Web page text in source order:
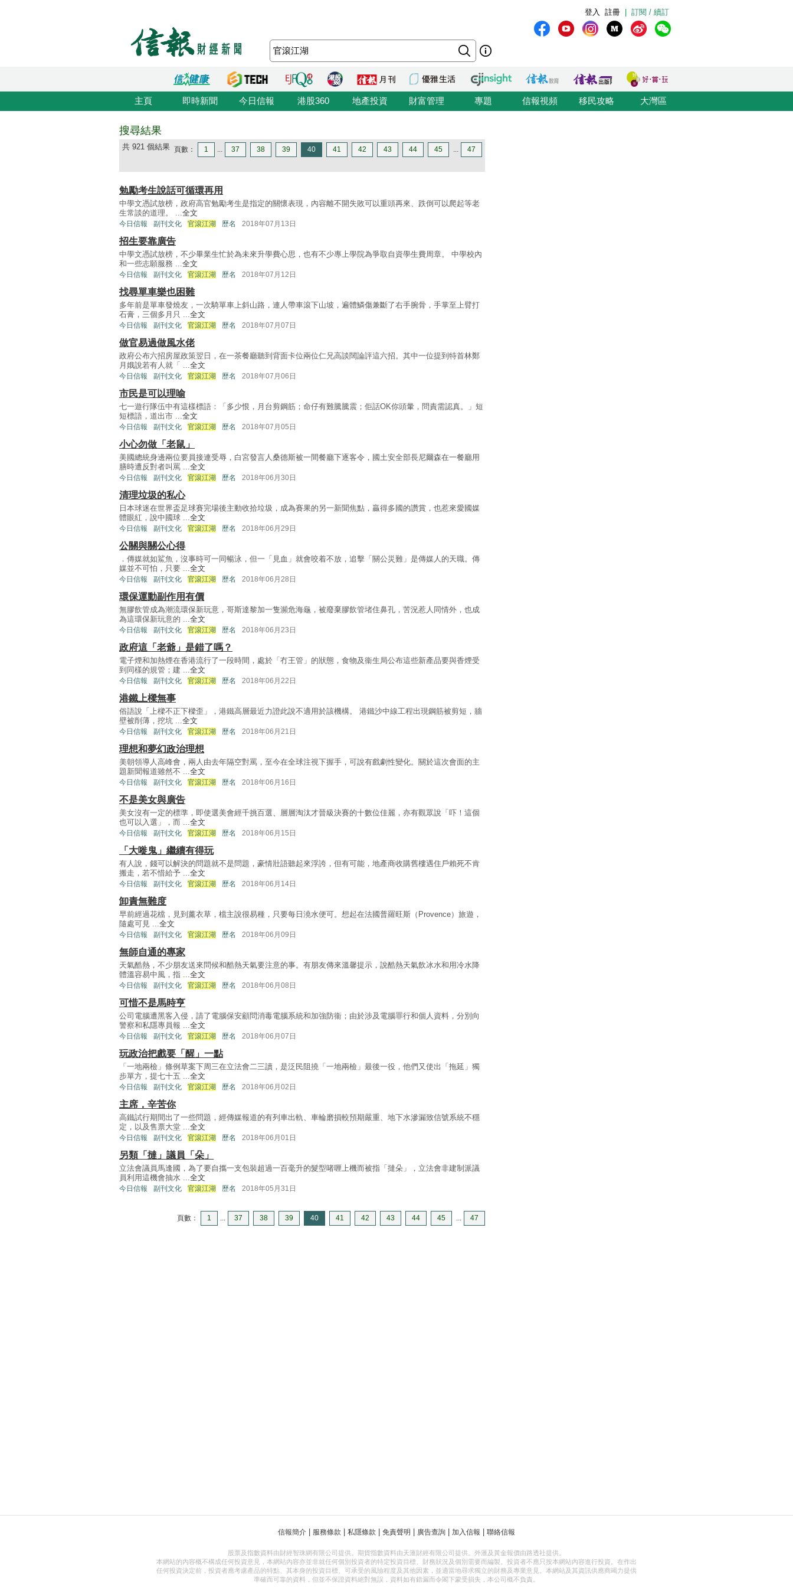
訂閱 / 續訂
註冊
登入
主頁 即時新聞 今日信報 港股360 地產投資 財富管理 專題 信報視頻 移民攻略 大灣區
搜尋結果
共 921 個結果 頁數： 1 ... 37 38 39 40 41 42 43 44 45 ... 47
勉勵考生說話可循環再用
中學文憑試放榜，政府高官勉勵考生是指定的關懷表現，內容離不開失敗可以重頭再來、跌倒可以爬起等老
生常談的道理。 ...全文
今日信報 副刊文化 官滾江湖 歷名 2018年07月13日
招生要靠廣告
中學文憑試放榜，不少畢業生忙於為未來升學費心思，也有不少專上學院為爭取自資學生費周章。 中學校內
和一些志願服務 ...全文
今日信報 副刊文化 官滾江湖 歷名 2018年07月12日
找尋單車樂也困難
多年前是單車發燒友，一次騎單車上斜山路，連人帶車滾下山坡，遍體鱗傷兼斷了右手腕骨，手掌至上臂打
石膏，三個多月只 ...全文
今日信報 副刊文化 官滾江湖 歷名 2018年07月07日
做官易過做風水佬
政府公布六招房屋政策翌日，在一茶餐廳聽到背面卡位兩位仁兄高談闊論評這六招。其中一位提到特首林鄭
月娥說若有人就「 ...全文
今日信報 副刊文化 官滾江湖 歷名 2018年07月06日
市民是可以理喻
七一遊行隊伍中有這樣標語：「多少恨，月台剪鋼筋；命仔有難騰騰震；佢話OK你頭暈，問責需認真。」短
短標語，道出市 ...全文
今日信報 副刊文化 官滾江湖 歷名 2018年07月05日
小心勿做「老鼠」
美國總統身邊兩位要員接連受辱，白宮發言人桑德斯被一間餐廳下逐客令，國土安全部長尼爾森在一餐廳用
膳時遭反對者叫罵 ...全文
今日信報 副刊文化 官滾江湖 歷名 2018年06月30日
清理垃圾的私心
日本球迷在世界盃足球賽完場後主動收拾垃圾，成為賽果的另一新聞焦點，贏得多國的讚賞，也惹來愛國媒
體眼紅，說中國球 ...全文
今日信報 副刊文化 官滾江湖 歷名 2018年06月29日
公關與關公心得
．傳媒就如鯊魚，沒事時可一同暢泳，但一「見血」就會咬着不放，追擊「關公災難」是傳媒人的天職。傳
媒並不可怕，只要 ...全文
今日信報 副刊文化 官滾江湖 歷名 2018年06月28日
環保運動副作用有價
無膠飲管成為潮流環保新玩意，哥斯達黎加一隻瀕危海龜，被廢棄膠飲管堵住鼻孔，苦況惹人同情外，也成
為這環保新玩意的 ...全文
今日信報 副刊文化 官滾江湖 歷名 2018年06月23日
政府這「老爺」是錯了嗎？
電子煙和加熱煙在香港流行了一段時間，處於「冇王管」的狀態，食物及衞生局公布這些新產品要與香煙受
到同樣的規管；建 ...全文
今日信報 副刊文化 官滾江湖 歷名 2018年06月22日
港鐵上樑無事
俗語說「上樑不正下樑歪」，港鐵高層最近力證此說不適用於該機構。 港鐵沙中線工程出現鋼筋被剪短，牆
壁被削薄，挖坑 ...全文
今日信報 副刊文化 官滾江湖 歷名 2018年06月21日
理想和夢幻政治理想
美朝領導人高峰會，兩人由去年隔空對罵，至今在全球注視下握手，可說有戲劇性變化。關於這次會面的主
題新聞報道雖然不 ...全文
今日信報 副刊文化 官滾江湖 歷名 2018年06月16日
不是美女與廣告
美女沒有一定的標準，即使選美會經千挑百選、層層淘汰才晉級決賽的十數位佳麗，亦有觀眾說「吓！這個
也可以入選」，而 ...全文
今日信報 副刊文化 官滾江湖 歷名 2018年06月15日
「大嘥鬼」繼續有得玩
有人說，錢可以解決的問題就不是問題，豪情壯語聽起來浮誇，但有可能，地產商收購舊樓遇住戶賴死不肯
搬走，若不惜給予 ...全文
今日信報 副刊文化 官滾江湖 歷名 2018年06月14日
卸責無難度
早前經過花檔，見到薰衣草，檔主說很易種，只要每日澆水便可。想起在法國普羅旺斯（Provence）旅遊，
隨處可見 ...全文
今日信報 副刊文化 官滾江湖 歷名 2018年06月09日
無師自通的專家
天氣酷熱，不少朋友送來問候和酷熱天氣要注意的事。有朋友傳來溫馨提示，說酷熱天氣飲冰水和用冷水降
體溫容易中風，指 ...全文
今日信報 副刊文化 官滾江湖 歷名 2018年06月08日
可惜不是馬時亨
公司電腦遭黑客入侵，請了電腦保安顧問消毒電腦系統和加強防衞；由於涉及電腦罪行和個人資料，分別向
警察和私隱專員報 ...全文
今日信報 副刊文化 官滾江湖 歷名 2018年06月07日
玩政治把戲要「醒」一點
「一地兩檢」條例草案下周三在立法會二三讀，是泛民阻撓「一地兩檢」最後一役，他們又使出「拖延」獨
步單方，提七十五 ...全文
今日信報 副刊文化 官滾江湖 歷名 2018年06月02日
主席，辛苦你
高鐵試行期間出了一些問題，經傳媒報道的有列車出軌、車輪磨損較預期嚴重、地下水滲漏致信號系統不穩
定，以及售票大堂 ...全文
今日信報 副刊文化 官滾江湖 歷名 2018年06月01日
另類「撻」議員「朵」
立法會議員馬逢國，為了要自攜一支包裝超過一百毫升的髮型啫喱上機而被指「撻朵」，立法會非建制派議
員利用這機會抽水 ...全文
今日信報 副刊文化 官滾江湖 歷名 2018年05月31日
頁數： 1 ... 37 38 39 40 41 42 43 44 45 ... 47
信報簡介 服務條款 私隱條款 免責聲明 廣告查詢 加入信報 聯絡信報
股票及指數資料由財經智珠網有限公司提供。期貨指數資料由天滙財經有限公司提供。外滙及黃金報價由路透社提供。
本網站的內容概不構成任何投資意見，本網站內容亦並非就任何個別投資者的特定投資目標、財務狀況及個別需要而編製。投資者不應只按本網站內容進行投資。在作出
任何投資決定前，投資者應考慮產品的特點、其本身的投資目標、可承受的風險程度及其他因素，並適當地尋求獨立的財務及專業意見。本網站及其資訊供應商竭力提供
準確而可靠的資料，但並不保證資料絕對無誤，資料如有錯漏而令閣下蒙受損失，本公司概不負責。